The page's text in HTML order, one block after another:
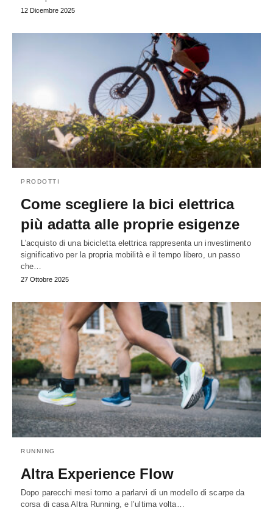
12 Dicembre 2025
PRODOTTI
Come scegliere la bici elettrica
più adatta alle proprie esigenze
L'acquisto di una bicicletta elettrica rappresenta un investimento
significativo per la propria mobilità e il tempo libero, un passo
che…
27 Ottobre 2025
RUNNING
Altra Experience Flow
Dopo parecchi mesi torno a parlarvi di un modello di scarpe da
corsa di casa Altra Running, e l’ultima volta…